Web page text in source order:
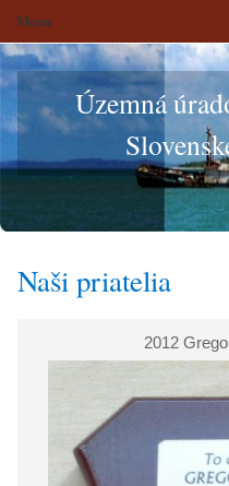
Územná
Naši priatelia
2012
Menu